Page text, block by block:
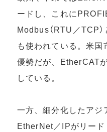
ードし、これに
Modbus（RTU／TCP
も使われている。米
優勢だが、EtherCAT
している。
一方、細分化したア
EtherNet／IPがリード